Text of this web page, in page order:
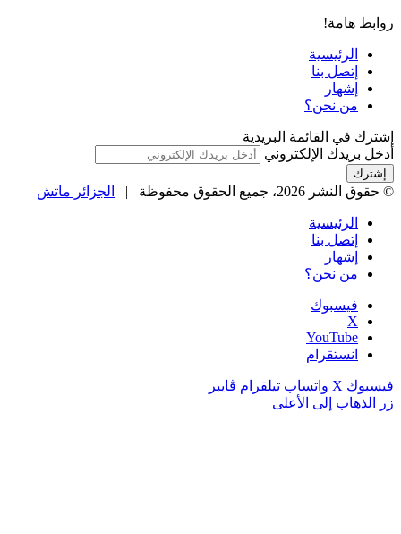
روابط هامة!
الرئيسية
إتصل بنا
إشهار
من نحن؟
إشترك في القائمة البريدية
أدخل بريدك الإلكتروني
© حقوق النشر 2026، جميع الحقوق محفوظة | الجزائر ماتش
الرئيسية
إتصل بنا
إشهار
من نحن؟
فيسبوك
‫X
‫YouTube
انستقرام
فيسبوك ‫X واتساب تيلقرام ڤايبر
زر الذهاب إلى الأعلى